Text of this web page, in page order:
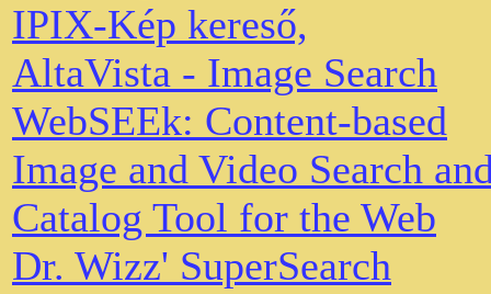
IPIX-Kép kereső,
AltaVista - Image Search
WebSEEk: Content-based
Image and Video Search
Catalog Tool for the Web
Dr. Wizz' SuperSearch